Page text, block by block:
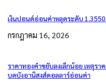
เงินปอนด์อ่อนค่าหลุดระดับ
กรกฎาคม 16, 2026
ราคาทองคำขยับลงเล็กน้อย เหตุร
บดบังอานิสงส์ดอลลาร์อ่อนค่า